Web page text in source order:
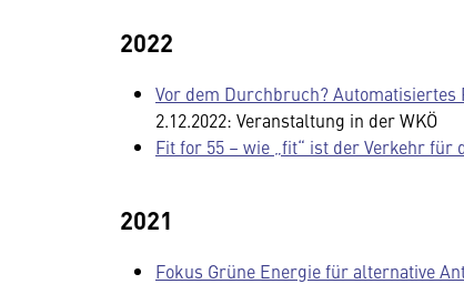
2022
Vor dem Durchbruch? Automatisiertes
2.12.2022: Veranstaltung in der WKÖ
Fit for 55 – wie „fit“ ist der Verkehr für
2021
Fokus Grüne Energie für alternative